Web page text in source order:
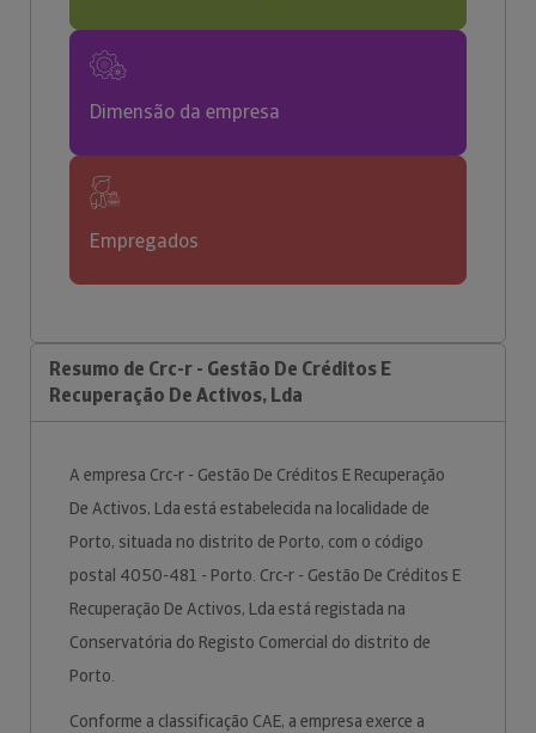
Dimensão da empresa
Empregados
Resumo de Crc-r - Gestão De Créditos E
Recuperação De Activos, Lda
A empresa Crc-r - Gestão De Créditos E Recuperação
De Activos, Lda está estabelecida na localidade de
Porto, situada no distrito de Porto, com o código
postal 4050-481 - Porto. Crc-r - Gestão De Créditos E
Recuperação De Activos, Lda está registada na
Conservatória do Registo Comercial do distrito de
Porto.
Conforme a classificação CAE, a empresa exerce a